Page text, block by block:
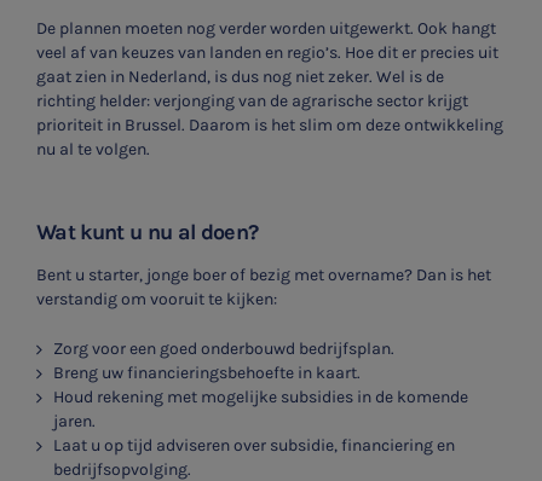
De plannen moeten nog verder worden uitgewerkt. Ook hangt
veel af van keuzes van landen en regio’s. Hoe dit er precies uit
gaat zien in Nederland, is dus nog niet zeker. Wel is de
richting helder: verjonging van de agrarische sector krijgt
prioriteit in Brussel. Daarom is het slim om deze ontwikkeling
nu al te volgen.
Wat kunt u nu al doen?
Bent u starter, jonge boer of bezig met overname? Dan is het
verstandig om vooruit te kijken:
Zorg voor een goed onderbouwd bedrijfsplan.
Breng uw financieringsbehoefte in kaart.
Houd rekening met mogelijke subsidies in de komende
jaren.
Laat u op tijd adviseren over subsidie, financiering en
bedrijfsopvolging.